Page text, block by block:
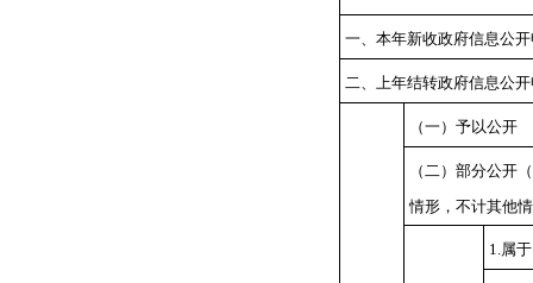
一、本年新收政府信息公
二、上年结转政府信息公
（一）予以公开
（二）部分公开
情形，不计其他
1.属